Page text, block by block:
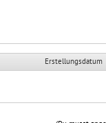
Erstellungsdatum